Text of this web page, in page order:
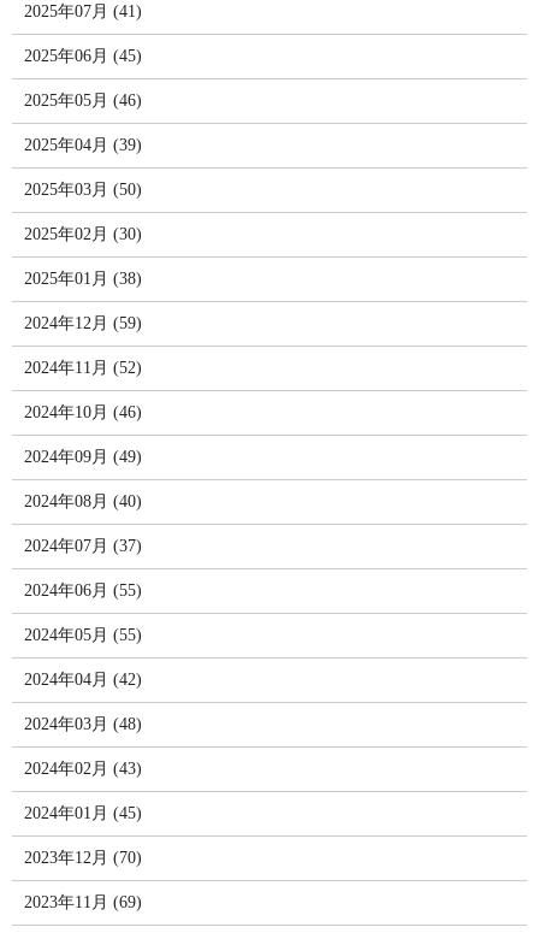
2025年07月 (41)
2025年06月 (45)
2025年05月 (46)
2025年04月 (39)
2025年03月 (50)
2025年02月 (30)
2025年01月 (38)
2024年12月 (59)
2024年11月 (52)
2024年10月 (46)
2024年09月 (49)
2024年08月 (40)
2024年07月 (37)
2024年06月 (55)
2024年05月 (55)
2024年04月 (42)
2024年03月 (48)
2024年02月 (43)
2024年01月 (45)
2023年12月 (70)
2023年11月 (69)